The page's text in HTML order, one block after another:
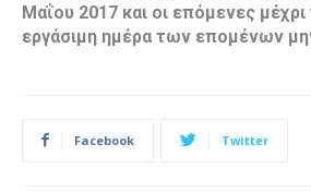
Μαΐου 2017 και οι επόμενες μέχρι
εργάσιμη ημέρα των επομένων
Facebook Twitter